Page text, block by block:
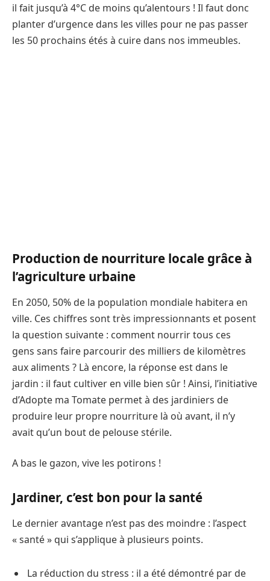
il fait jusqu’à 4°C de moins qu’alentours ! Il faut donc
planter d’urgence dans les villes pour ne pas passer
les 50 prochains étés à cuire dans nos immeubles.
Production de nourriture locale grâce à
l’agriculture urbaine
En 2050, 50% de la population mondiale habitera en
ville. Ces chiffres sont très impressionnants et posent
la question suivante : comment nourrir tous ces
gens sans faire parcourir des milliers de kilomètres
aux aliments ? Là encore, la réponse est dans le
jardin : il faut cultiver en ville bien sûr ! Ainsi, l’initiative
d’Adopte ma Tomate permet à des jardiniers de
produire leur propre nourriture là où avant, il n’y
avait qu’un bout de pelouse stérile.
A bas le gazon, vive les potirons !
Jardiner, c’est bon pour la santé
Le dernier avantage n’est pas des moindre : l’aspect
« santé » qui s’applique à plusieurs points.
La réduction du stress : il a été démontré par de